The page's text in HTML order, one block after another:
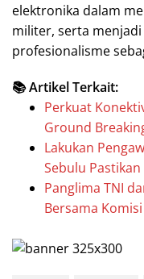
elektronika dalam
militer, serta
profesionalisme
📚 Artikel Terkait:
Perkuat
Ground
Lakukan
Sebulu
Panglima TNI
Bersama Komisi